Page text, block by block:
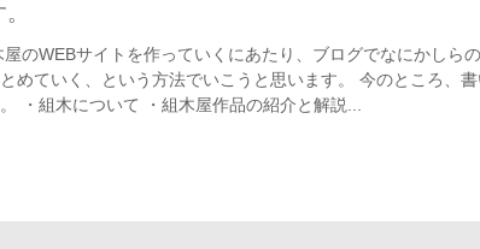
のWEBサイトを作っていくにあたり、ブログでなにかしら
めていく、という方法でいこうと思います。 今のところ、書
・組木について ・組木屋作品の紹介と解説...